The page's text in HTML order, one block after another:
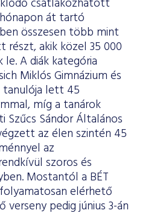
csatlakozhatott
át tartó
összesen több mint
részt, akik közel 35 000
A diák kategória
Miklós Gimnázium és
tanulója lett 45
míg a tanárok
Szűcs Sándor Általános
az élen szintén 45
az
szoros és
Mostantól a BÉT
elérhető
verseny pedig június 3-án